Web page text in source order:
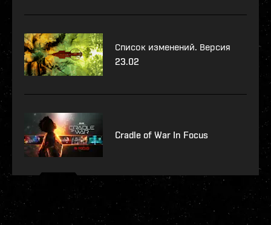
Список изменений. Версия
23.02
Cradle of War In Focus